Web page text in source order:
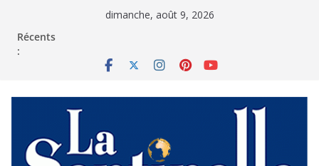
dimanche, août 9, 2026
Récents
: